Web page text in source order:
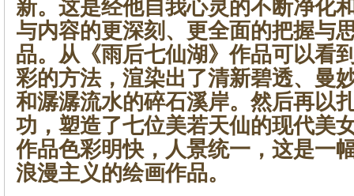
新。这是经他自我心灵的不断净化
与内容的更深刻、更全面的把握与
品。从《雨后七仙湖》作品可以看
彩的方法，渲染出了清新碧透、曼
和潺潺流水的碎石溪岸。然后再以
功，塑造了七位美若天仙的现代美
作品色彩明快，人景统一，这是一
浪漫主义的绘画作品。